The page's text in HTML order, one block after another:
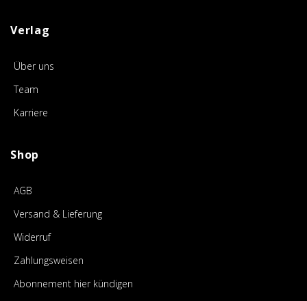
Verlag
Über uns
Team
Karriere
Shop
AGB
Versand & Lieferung
Widerruf
Zahlungsweisen
Abonnement hier kündigen